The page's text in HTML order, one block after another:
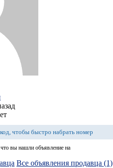
чтобы быстро набрать номер
что вы нашли объявление на
Все объявления продавца (1)